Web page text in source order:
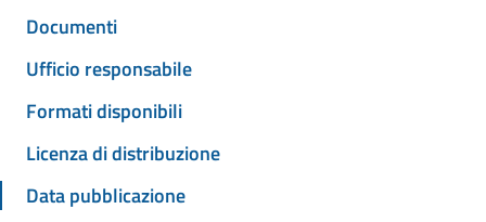
Documenti
Ufficio responsabile
Formati disponibili
Licenza di distribuzione
Data pubblicazione